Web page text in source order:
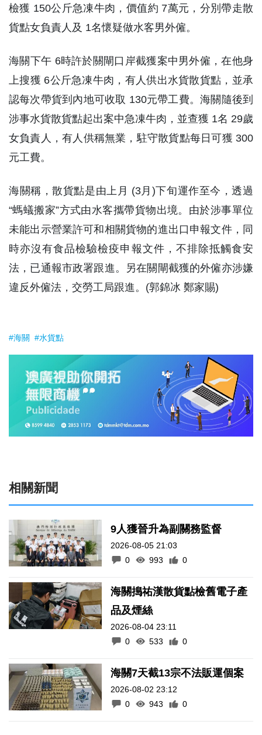
檢獲 150公斤急凍牛肉，價值約 7萬元，分別帶走散
貨點女負責人及 1名懷疑做水客男外僱。
海關下午 6時許於關閘口岸截獲案中男外僱，在他身
上搜獲 6公斤急凍牛肉，有人供出水貨散貨點，並承
認每次帶貨到內地可收取 130元帶工費。海關隨後到
涉事水貨散貨點起出案中急凍牛肉，並查獲 1名 29歲
女負責人，有人供稱無業，駐守散貨點每日可獲 300
元工費。
海關稱，散貨點是由上月 (3月)下旬運作至今，透過
“螞蟻搬家”方式由水客攜帶貨物出境。由於涉事單位
未能出示營業許可和相關貨物的進出口申報文件，同
時亦沒有食品檢驗檢疫申報文件，不排除抵觸食安
法，已通報市政署跟進。另在關閘截獲的外僱亦涉嫌
違反外僱法，交勞工局跟進。(郭錦冰 鄭家賜)
#海關 #水貨點
相關新聞
9人獲晉升為副關務監督
2026-08-05 21:03
0
993 0
海關搗祐漢散貨點檢舊電子產
品及煙絲
2026-08-04 23:11
0
533 0
海關7天截13宗不法販運個案
2026-08-02 23:12
0
943 0